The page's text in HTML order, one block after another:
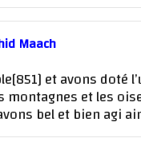
Maach
et avons doté
montagnes et les
bel et bien agi